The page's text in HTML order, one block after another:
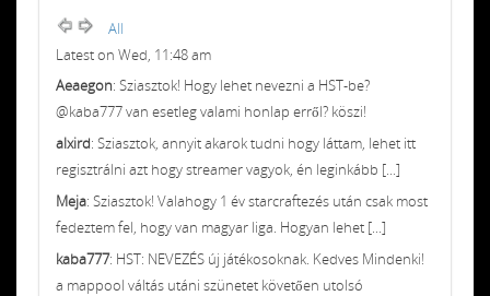
All
Latest on Wed, 11:48 am
Aeaegon: Sziasztok! Hogy lehet nevezni a HST-be?
@kaba777 van esetleg valami honlap erről? köszi!
alxird: Sziasztok, annyit akarok tudni hogy láttam, lehet itt
regisztrálni azt hogy streamer vagyok, én leginkább [...]
Meja: Sziasztok! Valahogy 1 év starcraftezés után csak most
fedeztem fel, hogy van magyar liga. Hogyan lehet [...]
kaba777: HST: NEVEZÉS új játékosoknak. Kedves Mindenki!
a mappool váltás utáni szünetet követően utolsó